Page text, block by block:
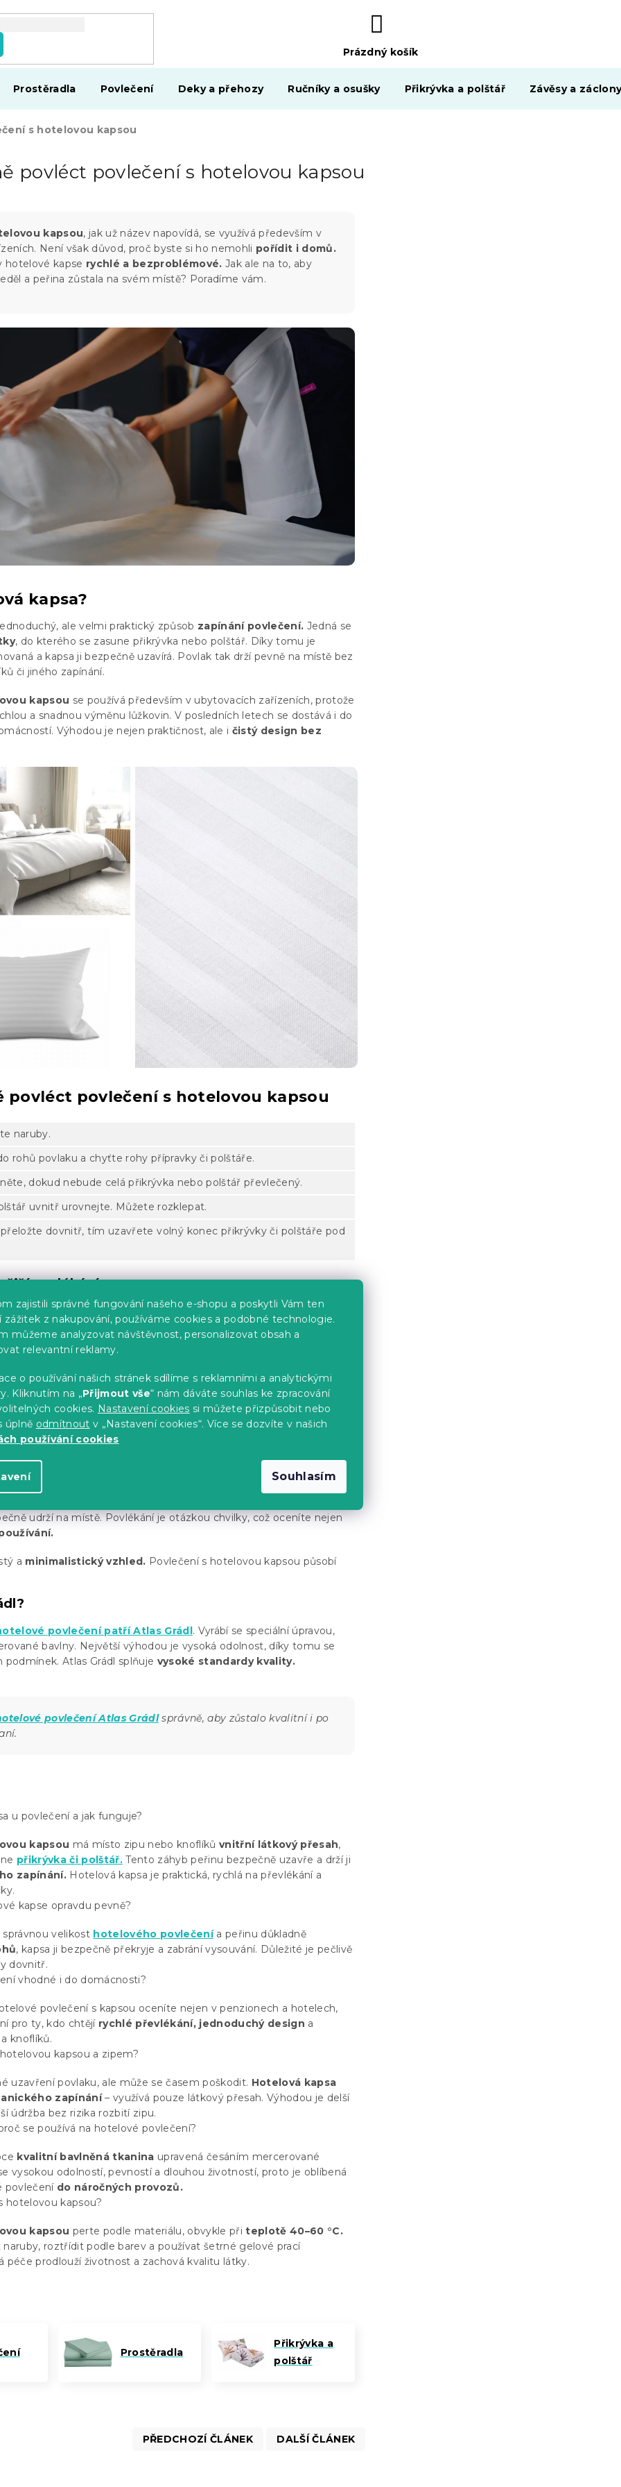
zajistili správné fungování našeho e-shopu a poskytli Vám ten
zážitek z nakupování, používáme cookies a podobné technologie.
můžeme analyzovat návštěvnost, personalizovat obsah a
relevantní reklamy.
o používání našich stránek sdílíme s reklamními a analytickými
Kliknutím na „Přijmout vše“ nám dáváte souhlas ke zpracování
cookies. Nastavení cookies si můžete přizpůsobit nebo
úplně odmítnout v „Nastavení cookies“. Více se dozvíte v našich
používání cookies
Souhlasím
NÁKUPNÍ
KOŠÍK
Prázdný košík
Prostěradla Povlečení Deky a přehozy Ručníky a osušky Přikrývka a polštář Závěsy a
s hotelovou kapsou
povléct povlečení s hotelovou kapsou
kapsou, jak už název napovídá, se využívá především v
Není však důvod, proč byste si ho nemohli pořídit i domů.
hotelové kapse rychlé a bezproblémové. Jak ale na to, aby
a peřina zůstala na svém místě? Poradíme vám.
kapsa?
ale velmi praktický způsob zapínání povlečení. Jedná se
, do kterého se zasune přikrývka nebo polštář. Díky tomu je
a kapsa ji bezpečně uzavírá. Povlak tak drží pevně na místě bez
či jiného zapínání.
kapsou se používá především v ubytovacích zařízeních, protože
a snadnou výměnu lůžkovin. V posledních letech se dostává i do
Výhodou je nejen praktičnost, ale i čistý design bez
povléct povlečení s hotelovou kapsou
naruby.
rohů povlaku a chyťte rohy přípravky či polštáře.
dokud nebude celá přikrývka nebo polštář převlečený.
uvnitř urovnejte. Můžete rozklepat.
přeložte dovnitř, tím uzavřete volný konec přikrývky či polštáře pod
povlékání
povlečenívyžehlete.Hladký povrch lépe klouže a bude se vám
uvnitř
neposouvala
, důkladně ji urovnejte až do rohů a přesah
dovnitř.
s hotelovou kapsou
kapsou vyniká především
knoflíky. Díky vnitřnímu záhybu stačí peřinu vložit dovnitř a
udrží na místě. Povlékání je otázkou chvilky, což oceníte nejen
a minimalistický vzhled. Povlečení s hotelovou kapsou působí
povlečení patří Atlas Grádl. Vyrábí se speciální úpravou,
bavlny. Největší výhodou je vysoká odolnost, díky tomu se
podmínek. Atlas Grádl splňuje vysoké standardy kvality.
povlečení Atlas Grádlsprávně, aby zůstalo kvalitní i po
u povlečení a jak funguje?
kapsou má místo zipu nebo knoflíkůvnitřní látkový přesah,
přikrývka či polštář. Tento záhyb peřinu bezpečně uzavře a drží ji
zapínání. Hotelová kapsa je praktická, rychlá na převlékání a
kapse opravdu pevně?
velikost hotelového povlečenía peřinu důkladně
, kapsa ji bezpečně překryje a zabrání vysouvání. Důležité je pečlivě
dovnitř.
vhodné i do domácnosti?
povlečení s kapsou oceníte nejen v penzionech a hotelech,
pro ty, kdo chtějí rychlé převlékání, jednoduchý design a
knoflíků.
kapsou a zipem?
uzavření povlaku, ale může se časem poškodit. Hotelová kapsa
zapínání– využívá pouze látkový přesah. Výhodou je delší
údržba bez rizika rozbití zipu.
se používá na hotelové povlečení?
kvalitní bavlněná tkanina upravená česáním mercerované
vysokou odolností, pevností a dlouhou životností, proto je oblíbená
povlečenído náročných provozů.
hotelovou kapsou?
kapsou perte podle materiálu, obvykle přiteplotě 40–60 °C.
naruby, roztřídit podle barev a používat šetrné gelové prací
péče prodlouží životnost a zachová kvalitu látky.
Prostěradla
Přikrývka a
polštář
PŘEDCHOZÍ ČLÁNEK DALŠÍ ČLÁNEK